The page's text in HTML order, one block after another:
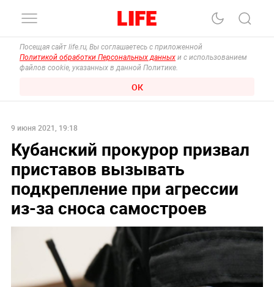
Посещая сайт life.ru, Вы соглашаетесь с приложенной
Политикой обработки Персональных данных и с использованием
файлов cookie, указанных в данной Политике.
ОК
9 июня 2021, 19:18
Кубанский прокурор призвал
приставов вызывать
подкрепление при агрессии
из-за сноса самостроев